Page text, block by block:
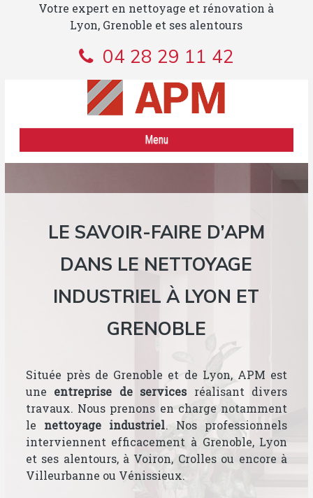
Votre expert en nettoyage et rénovation à
Lyon, Grenoble et ses alentours
04 28 29 11 42
Menu
RÉNOVATION DES SOLS EN PIERRE
CONTACT
LE SAVOIR-FAIRE D’APM
DANS LE NETTOYAGE
INDUSTRIEL À LYON ET
GRENOBLE
Située près de Grenoble et de Lyon, APM est
une entreprise de servicesréalisant divers
travaux. Nous prenons en charge notamment
le nettoyage industriel. Nos professionnels
interviennent efficacement à Grenoble, Lyon
et ses alentours, à Voiron, Crolles ou encore à
Villeurbanne ou Vénissieux.